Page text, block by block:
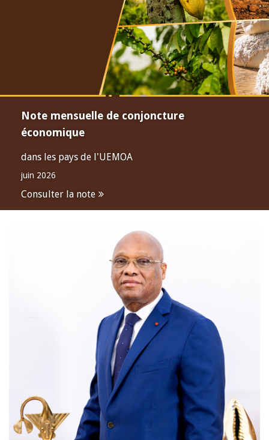
Note mensuelle de conjoncture
économique
dans les pays de l'UEMOA
juin 2026
Consulter la note